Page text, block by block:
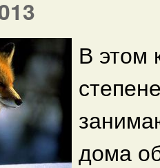
В этом
дома